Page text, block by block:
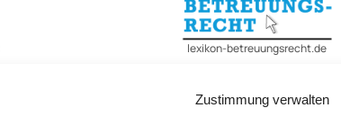
Zustimmung verwalten
lexikon-betreuungsrecht.de